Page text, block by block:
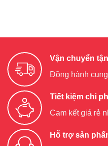
Vận chuyển
Đồng hành
Tiết kiệm chi
Cam kết giá rẻ
Hỗ trợ sản